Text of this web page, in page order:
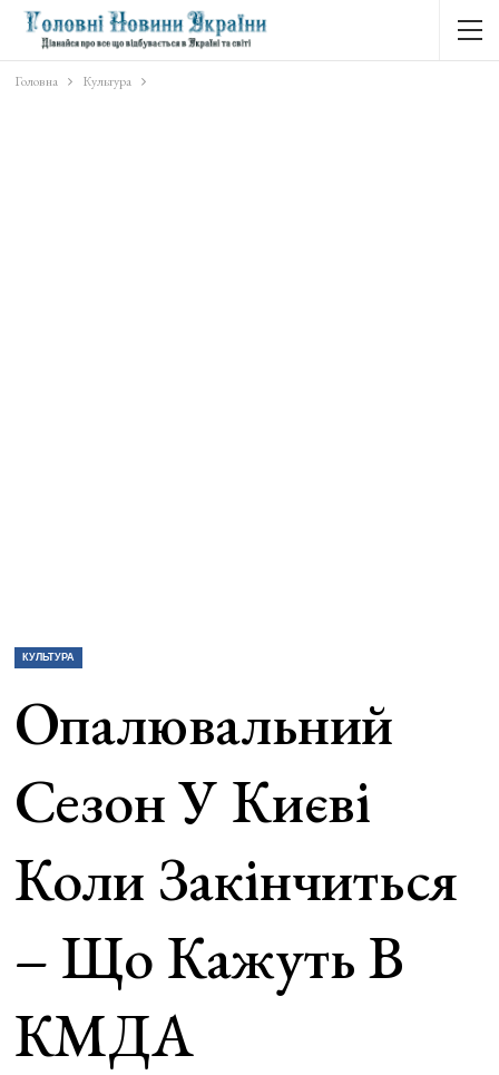
Головна Культура
КУЛЬТУРА
Опалювальний
Сезон У Києві
Коли Закінчиться
– Що Кажуть В
КМДА